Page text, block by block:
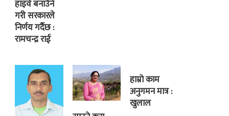
हाइवे बनाउँने
गरी सरकारले
निर्णय गर्दैछ :
रामचन्द्र राई
हाम्रो काम
अनुगमन मात्र :
खुलाल